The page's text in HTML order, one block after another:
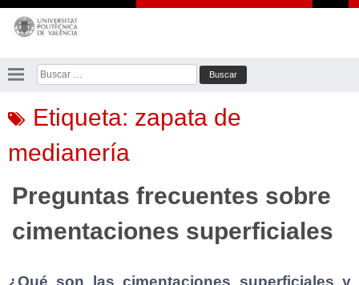
Saltar
contenido
Buscar:
Etiqueta: zapata de
medianería
Preguntas frecuentes sobre
cimentaciones superficiales
¿Qué son las cimentaciones superficiales y